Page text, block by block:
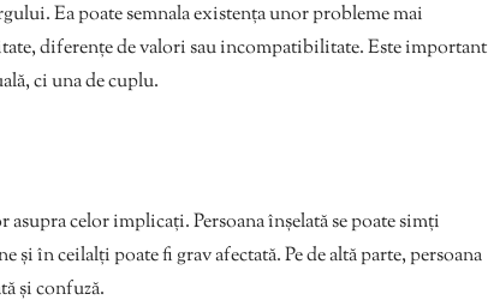
Ea poate semnala existența unor probleme mai
diferențe de valori sau incompatibilitate. Este important
ci una de cuplu.
celor implicați. Persoana înșelată se poate simți
și în ceilalți poate fi grav afectată. Pe de altă parte, persoana
și confuză.